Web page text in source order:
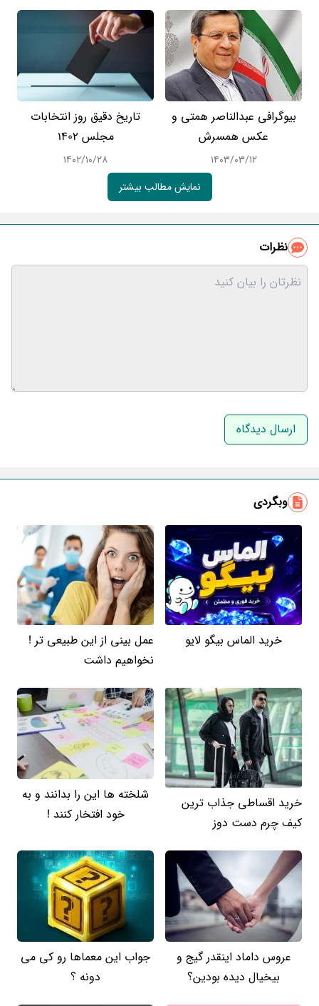
بیوگرافی عبدالناصر همتی و
عکس همسرش
۱۴۰۳/۰۳/۱۲
تاریخ دقیق روز انتخابات
مجلس 1402
۱۴۰۲/۱۰/۲۸
نمایش مطالب بیشتر
نظرات
نام و نام خانوادگی
وبگردی
خرید الماس بیگو لایو
عمل بینی از این طبیعی تر !
نخواهیم داشت
خرید اقساطی جذاب ترین
کیف چرم دست دوز
شلخته ها این را بدانند و به
خود افتخار کنند !
عروس داماد اینقدر گیج و
بیخیال دیده بودین؟
جواب این معماها رو کی می
دونه ؟